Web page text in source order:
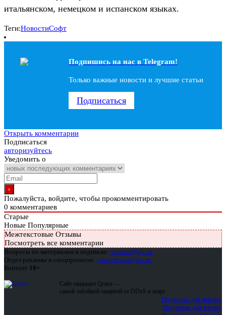
итальянском, немецком и испанском языках.
Теги:НовостиСофт
Подпишись на наc в Telegram!
Только важные новости и лучшие статьи
Подписаться
Открыть комментарии
Подписаться
авторизуйтесь
Уведомить о
Пожалуйста, войдите, чтобы прокомментировать
0 комментариев
Старые
Новые Популярные
Межтекстовые Отзывы
Посмотреть все комментарии
Вопросы по материалам и подписке: support@glc.ru
Отдел рекламы и спецпроектов: yakovleva.a@glc.ru
Контент 18+
Сайт защищен Qrator —
самой забойной защитой от DDoS в мире
Подписка для физлиц
Подписка для юрлиц